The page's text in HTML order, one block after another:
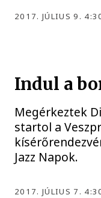
2017. JÚLIUS 9.
Indul a
Megérkeztek
startol a
Jazz Napok.
2017. JÚLIUS 7.